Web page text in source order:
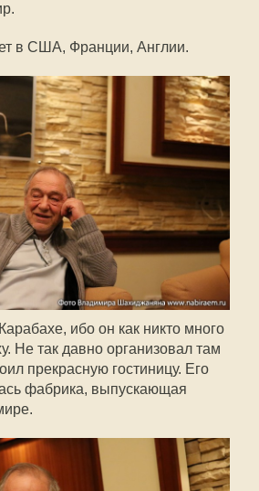
в США, Франции, Англии.
ибо он как никто много
Не так давно организовал там
прекрасную гостиницу. Его
фабрика, выпускающая